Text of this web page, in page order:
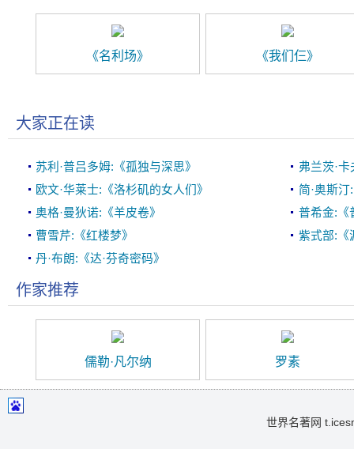
《名利场》 《我们仨》
大家正在读
苏利·普吕多姆:《孤独与深思》
弗兰茨·
欧文·华莱士:《洛杉矶的女人们》
简·奥斯
奥格·曼狄诺:《羊皮卷》
普希金:《
曹雪芹:《红楼梦》
紫式部:《
丹·布朗:《达·芬奇密码》
作家推荐
儒勒·凡尔纳 罗素
世界名著网